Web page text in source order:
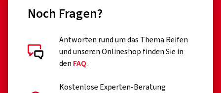
Noch Fragen?
Antworten rund um das Thema Reifen
und unseren Onlineshop finden Sie in
den FAQ.
Kostenlose Experten-Beratung